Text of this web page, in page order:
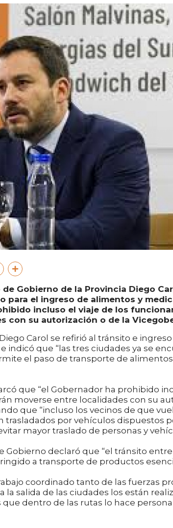
Gobierno de la Provincia Diego
el ingreso de alimentos y
incluso el viaje de los
con su autorización o de la
Carol se refirió al tránsito e
indicó que “las tres ciudades ya se
el paso de transporte de
que “el Gobernador ha prohibido
moverse entre localidades con su
que “incluso los vecinos de que
trasladados por vehículos dispuestos
mayor traslado de personas y
Gobierno declaró que “el tránsito
a transporte de productos
coordinado tanto de las fuerzas
la salida de las ciudades los están
dentro de las rutas lo hace